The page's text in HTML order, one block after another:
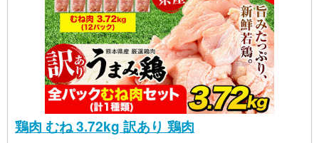
鶏肉 むね 3.72kg 訳あり 鶏肉